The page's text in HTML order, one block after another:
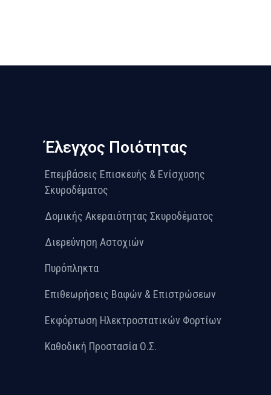
Έλεγχος Ποιότητας
Επεμβάσεις Επισκευής & Ενίσχυσης
Σκυροδέματος
Δομικής Ακεραιότητας Σκυροδέματος
Διερεύνηση Αστοχιών
Πυρόπληκτα
Επιθεωρήσεις Βαφών & Επιστρώσεων
Εκφόρτωση Ηλεκτροστατικών Φορτίων
Καθοδική Προστασία Ο.Σ.